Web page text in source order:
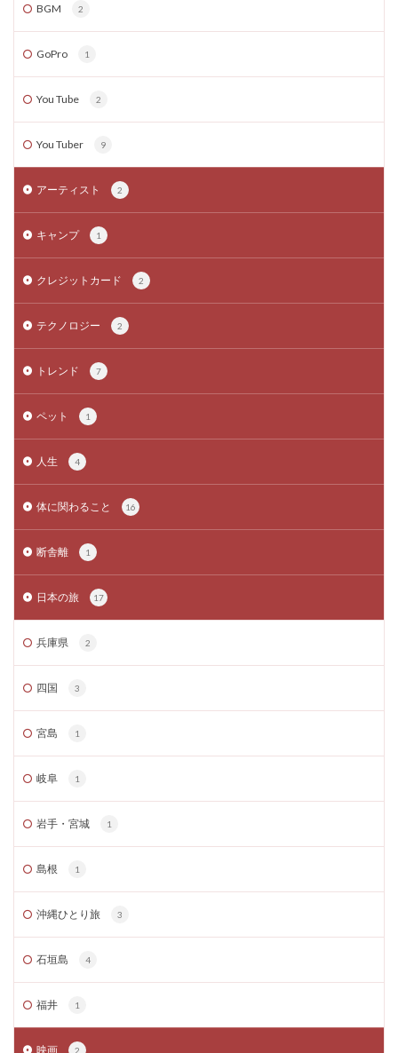
BGM 2
GoPro 1
You Tube 2
You Tuber 9
アーティスト 2
キャンプ 1
クレジットカード 2
テクノロジー 2
トレンド 7
ペット 1
人生 4
体に関わること 16
断舎離 1
日本の旅 17
兵庫県 2
四国 3
宮島 1
岐阜 1
岩手・宮城 1
島根 1
沖縄ひとり旅 3
石垣島 4
福井 1
映画 2